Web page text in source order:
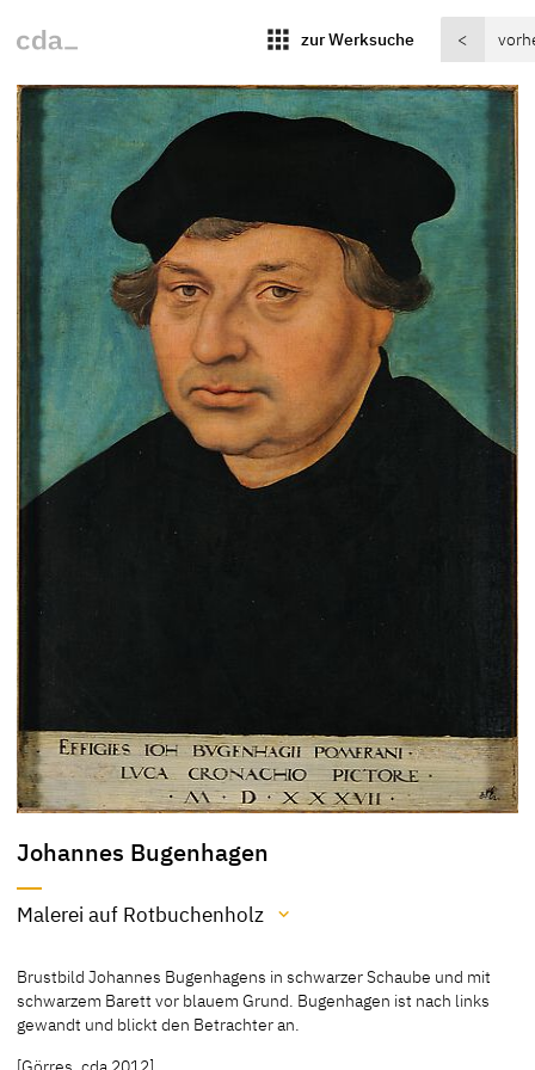
apps zur Werksuche <
Johannes Bugenhagen
Malerei auf Rotbuchenholz
Malerei auf Rotbuchenholz
[Friedländer, Rosenberg 1979, No. 351, 140]
Brustbild Johannes Bugenhagens in schwarzer Schaube und mit
schwarzem Barett vor blauem Grund. Bugenhagen ist nach links
gewandt und blickt den Betrachter an.
[Görres, cda 2012]